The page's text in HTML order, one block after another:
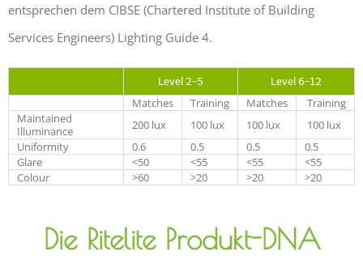
entsprechen dem CIBSE (Chartered Institute of Building
Services Engineers) Lighting Guide 4.
Level 2-5 Level 6-12
Matches Training Matches
Training
Maintained
Illuminance
200 lux 100 lux 100 lux
100 lux
Uniformity
0.6 0.5 0.5
0.5
Glare
<50 <55 <55
<55
Colour
>60 >20 >20 >20
Die Ritelite Produkt-DNA